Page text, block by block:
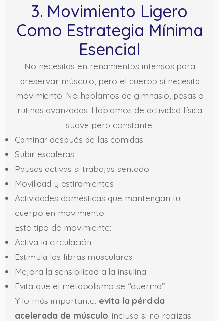
3. Movimiento Ligero
Como Estrategia Mínima
Esencial
No necesitas entrenamientos intensos para
preservar músculo, pero el cuerpo sí necesita
movimiento. No hablamos de gimnasio, pesas o
rutinas avanzadas. Hablamos de actividad física
suave pero constante:
Caminar después de las comidas
Subir escaleras
Pausas activas si trabajas sentado
Movilidad y estiramientos
Actividades domésticas que mantengan tu
cuerpo en movimiento
Este tipo de movimiento:
Activa la circulación
Estimula las fibras musculares
Mejora la sensibilidad a la insulina
Evita que el metabolismo se “duerma”
Y lo más importante: evita la pérdida
acelerada de músculo , incluso si no realizas